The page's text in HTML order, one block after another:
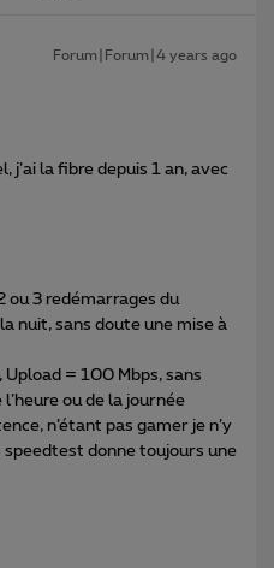
Forum|Forum|4 years ago
j’ai la fibre depuis 1 an, avec
ou 3 redémarrages du
nuit, sans doute une mise à
= 100 Mbps, sans
ou de la journée
n’étant pas gamer je n’y
donne toujours une